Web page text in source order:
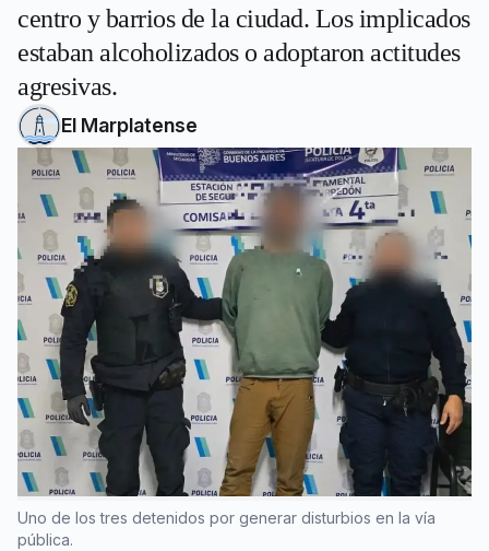
centro y barrios de la ciudad. Los implicados
estaban alcoholizados o adoptaron actitudes
agresivas.
El Marplatense
Uno de los tres detenidos por generar disturbios en la vía
pública.